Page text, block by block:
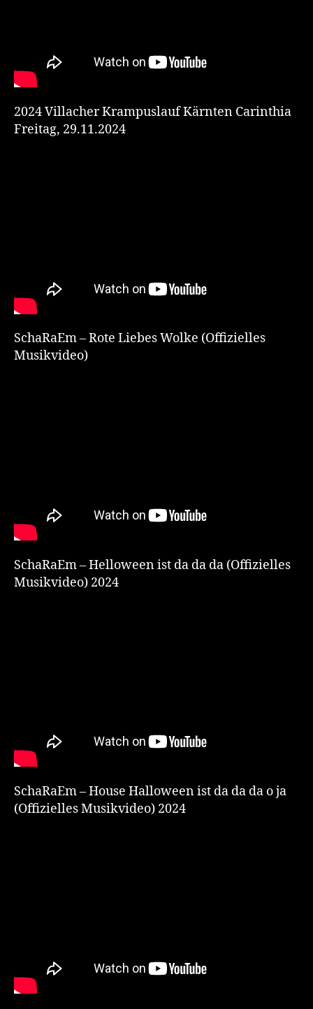
2024 Villacher Krampuslauf Kärnten Carinthia
Freitag, 29.11.2024
SchaRaEm – Rote Liebes Wolke (Offizielles
Musikvideo)
SchaRaEm – Helloween ist da da da (Offizielles
Musikvideo) 2024
SchaRaEm – House Halloween ist da da da o ja
(Offizielles Musikvideo) 2024